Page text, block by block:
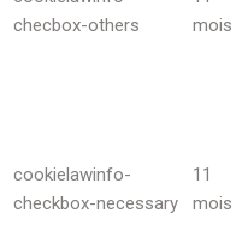
checbox-others
mois
cookielawinfo-
checkbox-necessary
11
mois